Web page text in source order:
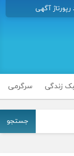
رپورتاژ آگهی
زندگی سرگرمی
جستجو